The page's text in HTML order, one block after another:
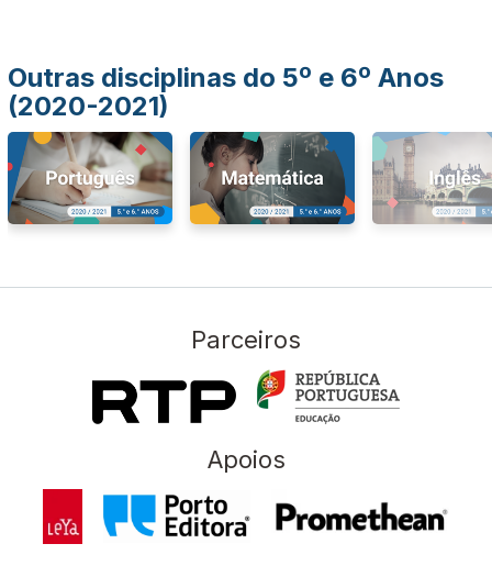
Outras disciplinas do 5º e 6º Anos
(2020-2021)
Parceiros
Apoios